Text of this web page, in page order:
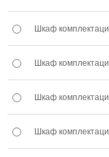
Шкаф
Шкаф
Шкаф
Шкаф